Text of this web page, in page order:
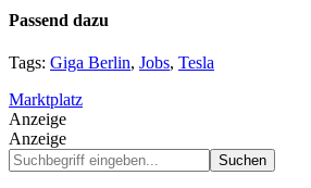
Passend dazu
Tags: Giga Berlin, Jobs, Tesla
Marktplatz
Anzeige
Anzeige
Suchbegriff
eingeben...